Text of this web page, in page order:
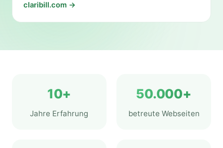
claribill.com →
10+
Jahre Erfahrung
50.000+
betreute Webseiten